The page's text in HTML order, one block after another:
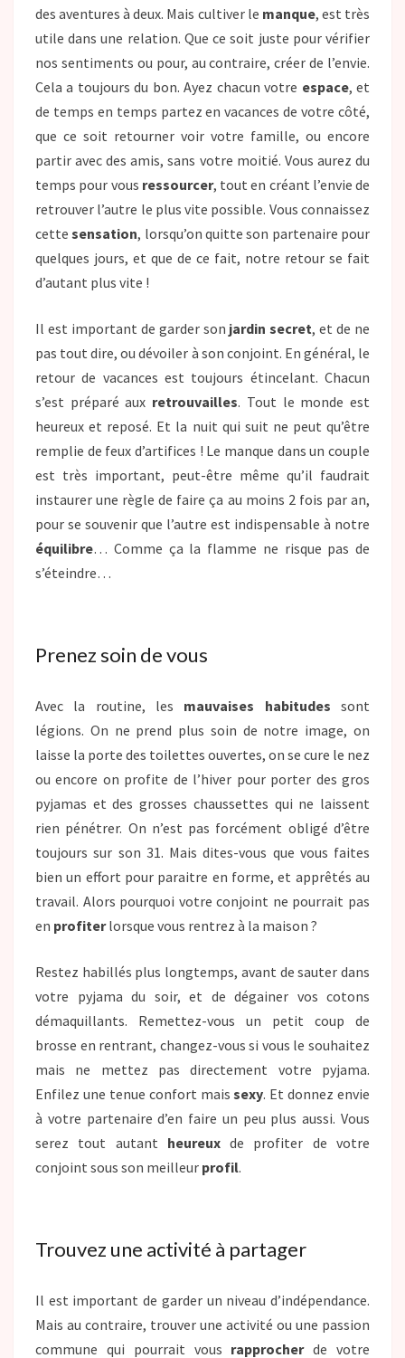
des aventures à deux. Mais cultiver le manque, est très
utile dans une relation. Que ce soit juste pour vérifier
nos sentiments ou pour, au contraire, créer de l’envie.
Cela a toujours du bon. Ayez chacun votre espace, et
de temps en temps partez en vacances de votre côté,
que ce soit retourner voir votre famille, ou encore
partir avec des amis, sans votre moitié. Vous aurez du
temps pour vous ressourcer, tout en créant l’envie de
retrouver l’autre le plus vite possible. Vous connaissez
cettesensation, lorsqu’on quitte son partenaire pour
quelques jours, et que de ce fait, notre retour se fait
d’autant plus vite !
Il est important de garder son jardin secret, et de ne
pas tout dire, ou dévoiler à son conjoint. En général, le
retour de vacances est toujours étincelant. Chacun
s’est préparé aux retrouvailles. Tout le monde est
heureux et reposé. Et la nuit qui suit ne peut qu’être
remplie de feux d’artifices ! Le manque dans un couple
est très important, peut-être même qu’il faudrait
instaurer une règle de faire ça au moins 2 fois par an,
pour se souvenir que l’autre est indispensable à notre
équilibre… Comme ça la flamme ne risque pas de
s’éteindre…
Prenez soin de vous
Avec la routine, les mauvaises habitudes sont
légions. On ne prend plus soin de notre image, on
laisse la porte des toilettes ouvertes, on se cure le nez
ou encore on profite de l’hiver pour porter des gros
pyjamas et des grosses chaussettes qui ne laissent
rien pénétrer. On n’est pas forcément obligé d’être
toujours sur son 31. Mais dites-vous que vous faites
bien un effort pour paraitre en forme, et apprêtés au
travail. Alors pourquoi votre conjoint ne pourrait pas
en profiterlorsque vous rentrez à la maison ?
Restez habillés plus longtemps, avant de sauter dans
votre pyjama du soir, et de dégainer vos cotons
démaquillants. Remettez-vous un petit coup de
brosse en rentrant, changez-vous si vous le souhaitez
mais ne mettez pas directement votre pyjama.
Enfilez une tenue confort maissexy. Et donnez envie
à votre partenaire d’en faire un peu plus aussi. Vous
serez tout autant heureuxde profiter de votre
conjoint sous son meilleur profil.
Trouvez une activité à partager
Il est important de garder un niveau d’indépendance.
Mais au contraire, trouver une activité ou une passion
commune qui pourrait vous rapprocherde votre